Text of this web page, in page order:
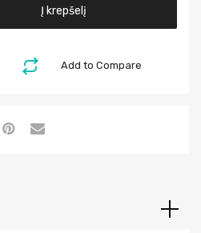
Į krepšelį
:
Add to Compare